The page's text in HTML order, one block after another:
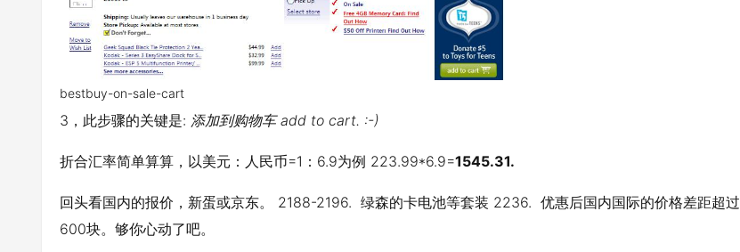
bestbuy-on-sale-cart
3，此步骤的关键是: 添加到购物车 add to cart. :-)
折合汇率简单算算，以美元：人民币=1：6.9为例 223.99*6.9=1545.31.
回头看国内的报价，新蛋或京东。 2188-2196. 绿森的卡电池等套装 2236. 优惠后国内国际的价格差距超过
600块。够你心动了吧。